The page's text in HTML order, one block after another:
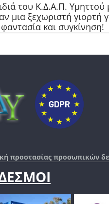
του Κ.Δ.Α.Π. Υμηττού
μια ξεχωριστή γιορτή
και συγκίνηση!
προστασίας προσωπικών